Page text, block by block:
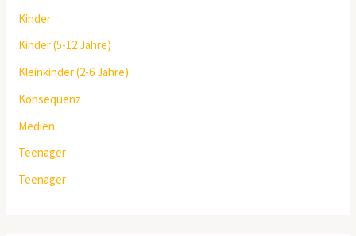
Kinder
Kinder (5-12 Jahre)
Kleinkinder (2-6 Jahre)
Konsequenz
Medien
Teenager
Teenager